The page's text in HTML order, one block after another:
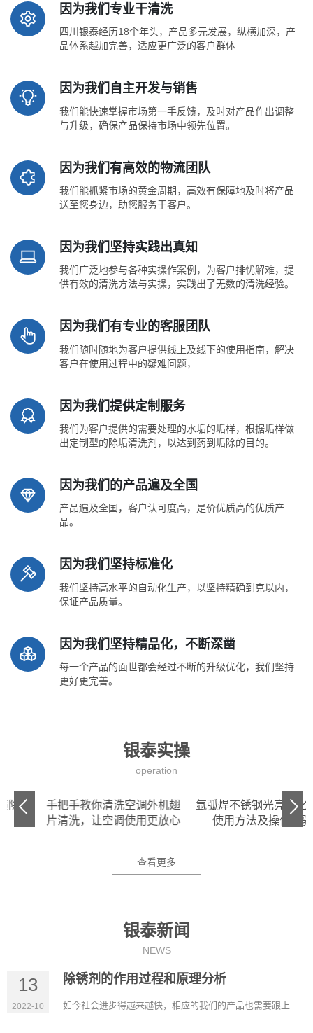
因为我们专业干清洗
四川银泰经历18个年头，产品多元发展，纵横加深，产
品体系越加完善，适应更广泛的客户群体
因为我们自主开发与销售
我们能快速掌握市场第一手反馈，及时对产品作出调整
与升级，确保产品保持市场中领先位置。
因为我们有高效的物流团队
我们能抓紧市场的黄金周期，高效有保障地及时将产品
送至您身边，助您服务于客户。
因为我们坚持实践出真知
我们广泛地参与各种实操作案例，为客户排忧解难，提
供有效的清洗方法与实操，实践出了无数的清洗经验。
因为我们有专业的客服团队
我们随时随地为客户提供线上及线下的使用指南，解决
客户在使用过程中的疑难问题，
因为我们提供定制服务
我们为客户提供的需要处理的水垢的垢样，根据垢样做
出定制型的除垢清洗剂，以达到药到垢除的目的。
因为我们的产品遍及全国
产品遍及全国，客户认可度高，是价优质高的优质产
品。
因为我们坚持标准化
我们坚持高水平的自动化生产，以坚持精确到克以内，
保证产品质量。
因为我们坚持精品化，不断深凿
每一个产品的面世都会经过不断的升级优化，我们坚持
更好更完善。
银泰实操
operation
手把手教你清洗空调外机翅
片清洗，让空调使用更放心
氩弧焊不锈钢光亮钝化膏的
使用方法及操作步骤
查看更多
银泰新闻
NEWS
13
2022-10
除锈剂的作用过程和原理分析
如今社会进步得越来越快，相应的我们的产品也需要跟上进步的步伐。除锈剂的出现帮助我们解决了大多数钢铁制品生锈...